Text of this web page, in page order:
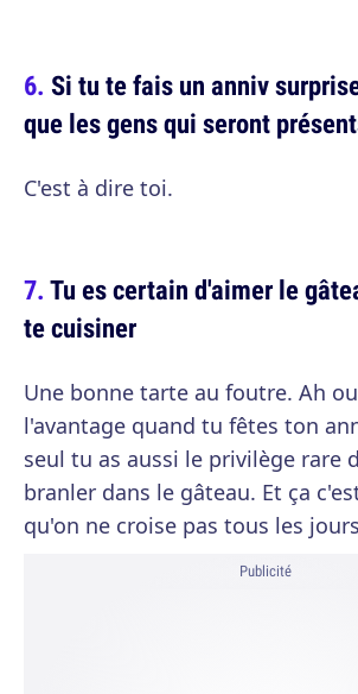
Si tu te fais un anniv
que les gens qui seront
C'est à dire toi.
Tu es certain d'aimer le
te cuisiner
Une bonne tarte au foutre. Ah
l'avantage quand tu fêtes ton
seul tu as aussi le privilège rare
branler dans le gâteau. Et ça
qu'on ne croise pas tous les
Publicité